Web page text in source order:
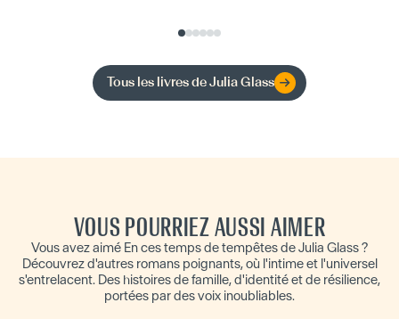
Tous les livres deJulia Glass
VOUS POURRIEZ AUSSI AIMER
Vous avez aimé En ces temps de tempêtes de Julia Glass ?
Découvrez d'autres romans poignants, où l'intime et l'universel
s'entrelacent. Des histoires de famille, d'identité et de résilience,
portées par des voix inoubliables.